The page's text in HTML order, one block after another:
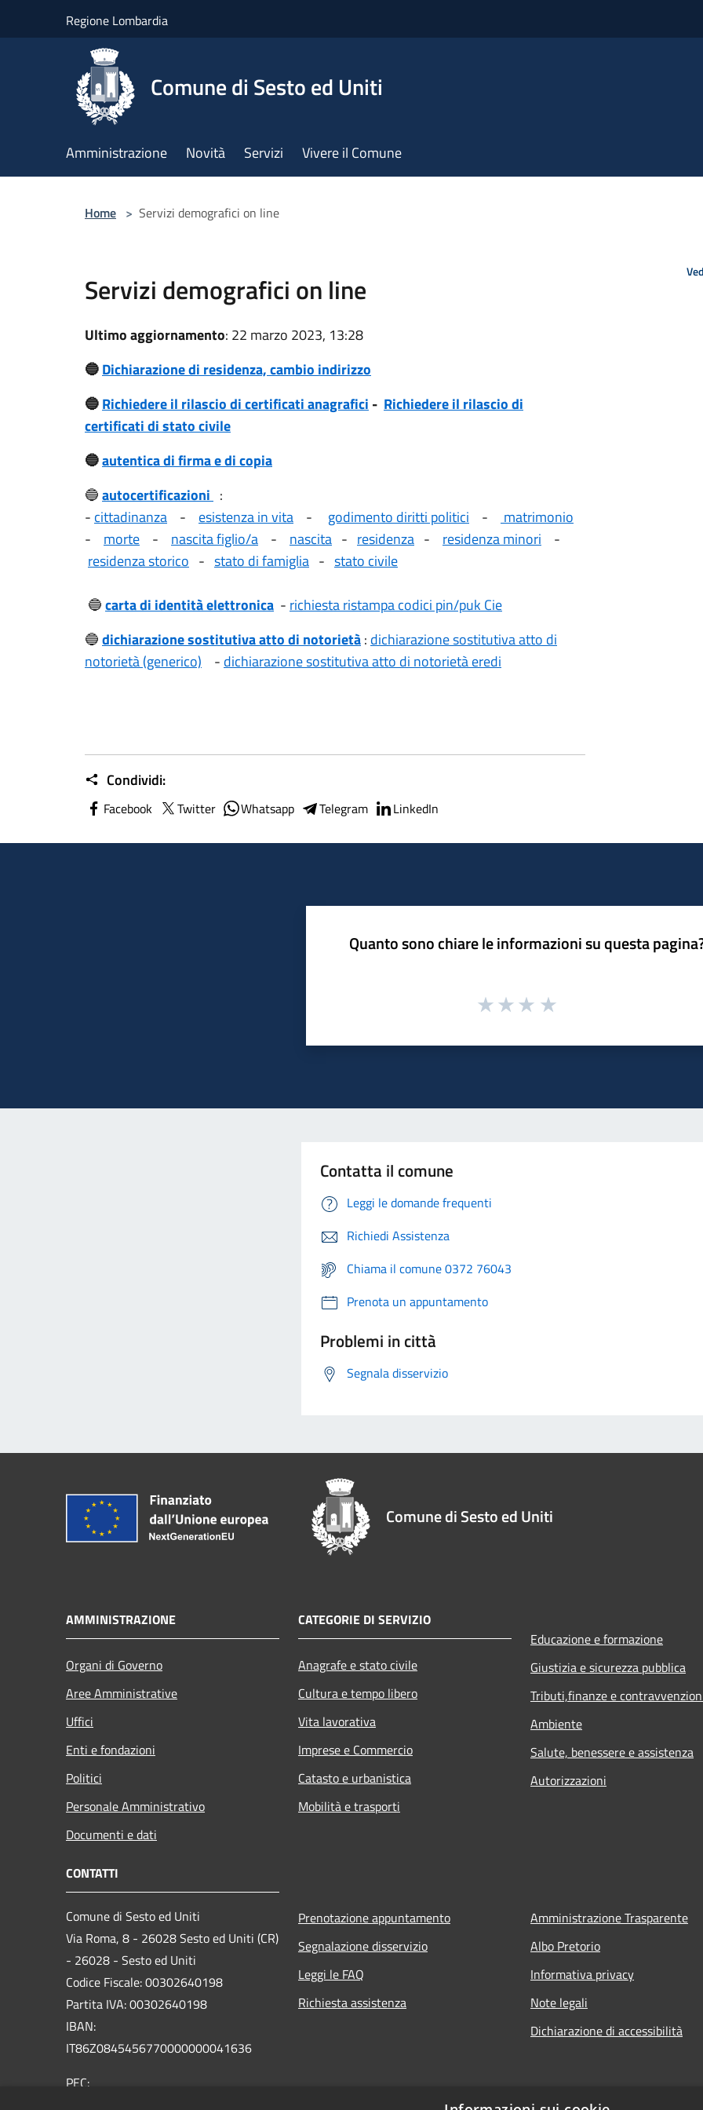
Regione Lombardia
Comune di Sesto ed Uniti
Amministrazione Novità Servizi Vivere il Comune
Home > Servizi demografici on line
Servizi demografici on line
Ultimo aggiornamento: 22 marzo 2023, 13:28
🔵Dichiarazione di residenza, cambio indirizzo
🔵Richiedere il rilascio di certificati anagrafici - Richiedere il rilascio di
certificati di stato civile
🔵autentica di firma e di copia
🔵autocertificazioni :
- cittadinanza - esistenza in vita - godimento diritti politici -
matrimonio
- morte - nascita figlio/a - nascita - residenza - residenza minori -
residenza storico - stato di famiglia - stato civile
🔵carta di identità elettronica - richiesta ristampa codici pin/puk Cie
🔵dichiarazione sostitutiva atto di notorietà: dichiarazione sostitutiva atto di
notorietà (generico) - dichiarazione sostitutiva atto di notorietà eredi
Condividi:
Facebook Twitter Whatsapp Telegram LinkedIn
Quanto sono chiare le informazioni su questa
Contatta il comune
Leggi le domande frequenti
Richiedi Assistenza
Chiama il comune 0372 76043
Prenota un appuntamento
Problemi in città
Segnala disservizio
Comune di Sesto ed Uniti
AMMINISTRAZIONE
Organi di Governo
Aree Amministrative
Uffici
Enti e fondazioni
Politici
Personale Amministrativo
Documenti e dati
CATEGORIE DI SERVIZIO
Anagrafe e stato civile
Cultura e tempo libero
Vita lavorativa
Imprese e Commercio
Catasto e urbanistica
Mobilità e trasporti
Educazione e formazione
Giustizia e sicurezza pubblica
Tributi,finanze e
Ambiente
Salute, benessere e assistenza
Autorizzazioni
CONTATTI
Comune di Sesto ed Uniti
Via Roma, 8 - 26028 Sesto ed Uniti (CR)
- 26028 - Sesto ed Uniti
Codice Fiscale: 00302640198
Partita IVA: 00302640198
IBAN:
IT86Z0845456770000000041636
PEC:
Prenotazione appuntamento
Segnalazione disservizio
Leggi le FAQ
Richiesta assistenza
Amministrazione Trasparente
Albo Pretorio
Informativa privacy
Note legali
Dichiarazione di accessibilità